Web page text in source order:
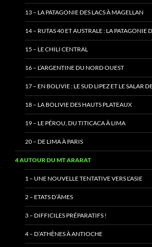
13 – LA PATAGONIE DES LACS À MAGELLAN
14 – RUTAS 40 ET AUSTRALE : LA PATAGONIE
15 – LE CHILI CENTRAL
16 – L’ARGENTINE DU NORD OUEST
17 – EN BOLIVIE : LE SUD LIPEZ ET LE SALAR
18 – LA BOLIVIE DES HAUTS PLATEAUX
19 – LE PÉROU, DU TITICACA À LIMA
20 – DE LIMA À PARIS
4 AUTOUR DU MT ARARAT
1 – UNE NOUVELLE TENTATIVE VERS L’ASIE
2 – ETATS D’ÂMES
3 – DIFFICILES PRÉPARATIFS !
4 – D’ATHÈNES À ANTIOCHE